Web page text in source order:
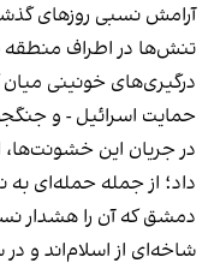
آرامش نسبی روزهای
تنش‌ها در اطراف
درگیری‌های خونینی
حمایت اسرائیل - و
در جریان این
داد؛ از جمله حمله‌ای
دمشق که آن را هشدار
شاخه‌ای از اسلام‌‌‌اند و در